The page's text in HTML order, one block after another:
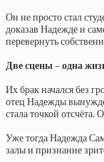
Он не просто стал
доказав Надежде и
перевернуть
Две сцены – одна
Их брак начался без
отец Надежды
стала точкой
Уже тогда Надежда
залы и признание